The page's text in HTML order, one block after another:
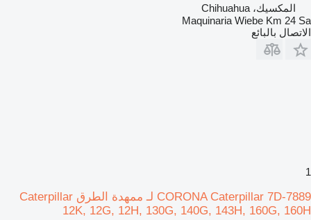
المكسيك، Chihuahua
Maquinaria Wiebe Km 24 Sa
الاتصال بالبائع
1
CORONA Caterpillar 7D-7889 لـ ممهدة الطرق Caterpillar
12K, 12G, 12H, 130G, 140G, 143H, 160G, 160H